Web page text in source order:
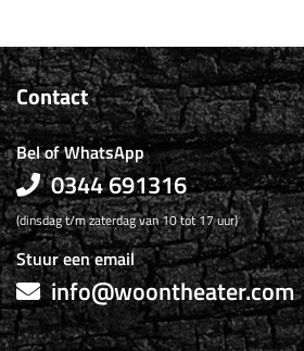
Contact
Bel of WhatsApp
0344 691316
(dinsdag t/m zaterdag van 10 tot 17 uur)
Stuur een email
info@woontheater.com